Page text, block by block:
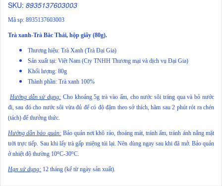
SKU: 8935137603003
Mã sp: 8935137603003
Trà xanh-Trà Bắc Thái, hộp giấy (80g).
Thương hiệu: Trà Xanh (Trà Đại Gia)
Sản xuất tại: Việt Nam (Cty TNHH Thương mại và dịch vụ Đại Gia)
Khối lượng: 80g
Thành phần: Trà xanh 100%
Hướng dẫn sử dụng: Cho khoảng 5g trà vào ấm, cho nước sôi tráng qua và bỏ nước
đi, sau đó cho nước sôi vừa đủ để có độ đậm theo sở thích, hãm sau 2 phút rót ra chén
(tách) để thưởng thức.
Hướng dẫn bảo quản: Bảo quản nơi khô ráo, thoáng mát, tránh ẩm, tránh ánh nắng mặt
trời trực tiếp. Sau khi lấy trà gấp miệng túi lại. Nên dùng ngay sau khi đã mở. Bảo quản
ở nhiệt độ thường 10oC-30oC.
Hạn sử dụng: 12 tháng (kể từ ngày sản xuất).